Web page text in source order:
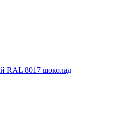
RAL 8017 шоколад